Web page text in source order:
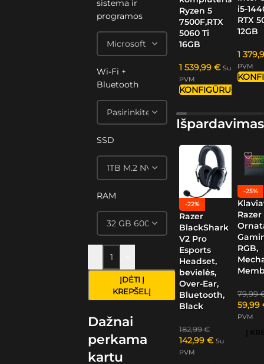
sistema ir
programos
Wi-Fi +
Bluetooth
SSD
RAM
ĮDĖTI Į
KREPŠELĮ
Dažnai
perkama
kartu
Ryzen 5
7500F,RTX
5060 Ti
16GB
1 539,99 € Su
PVM
KONFIGŪRUOTI
i5-
RTX
12GB
1
PVM
Išpardavimas
-22%
Razer
BlackShark
V2 Pro
Esports
Headset,
bevielės,
Over-Ear,
Bluetooth,
Black
182,99€
142,99 € Su
PVM
-25%
Razer
RGB,
79,99
59,99
PVM